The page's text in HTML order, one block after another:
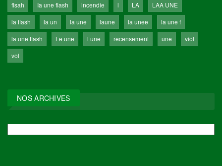
flsah
Ia une flash incendie l LA
LAA UNE
la flash
la un la une laune la unee
la une f
la une flash
Le une l une recensement une
viol
vol
NOS ARCHIVES